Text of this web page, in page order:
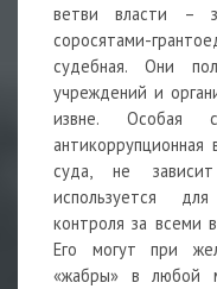
ветви власти –
соросятами-
судебная. Они
учреждений и
извне. Особая
суда, не
используется
контроля за всеми
Его могут при
«жабры» в любой